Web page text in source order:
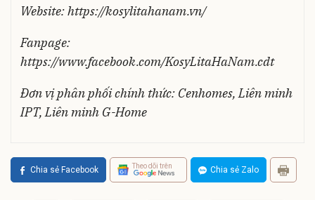
Website: https://kosylitahanam.vn/
Fanpage:
https://www.facebook.com/KosyLitaHaNam.cdt
Đơn vị phân phối chính thức: Cenhomes, Liên minh
IPT, Liên minh G-Home
Chia sẻ Facebook Theo dõi trên Chia sẻ Zalo